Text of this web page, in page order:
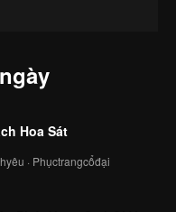
Hoa Sát
· Phụctrangcổđại